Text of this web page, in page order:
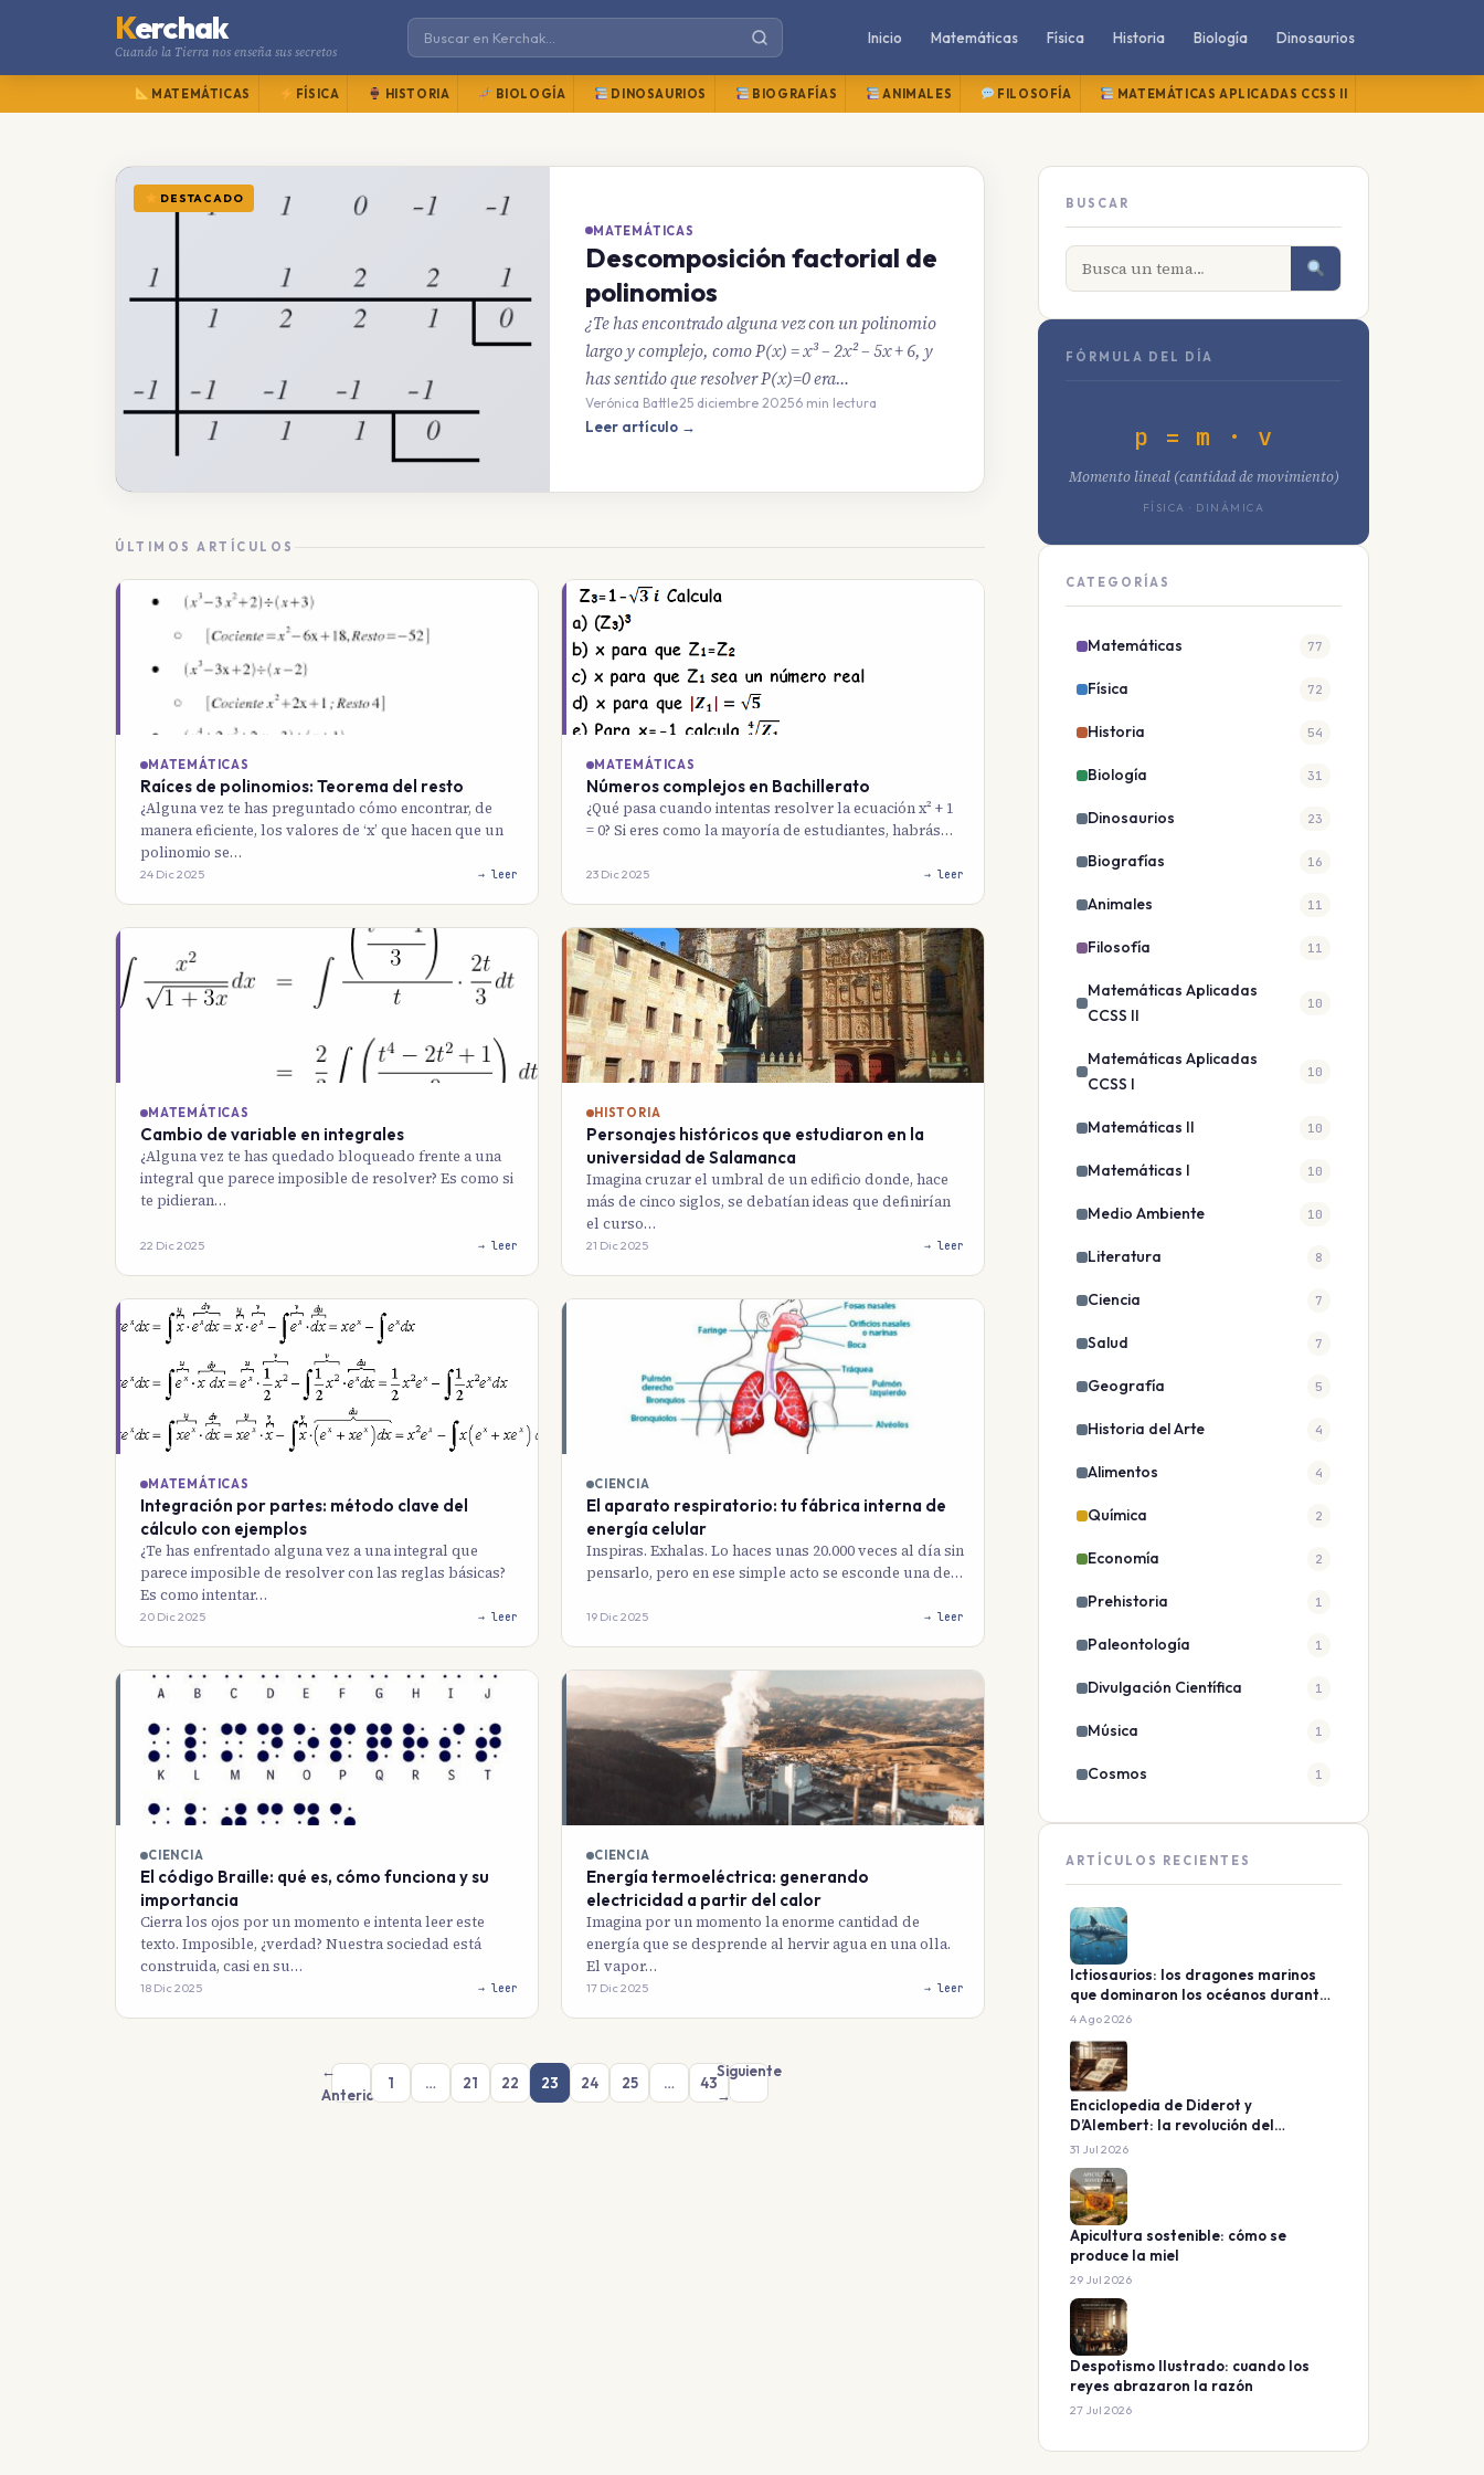
Kerchak
Cuando la Tierra nos enseña sus secretos
Inicio Matemáticas Física Historia Biología Dinosaurios
MATEMÁTICAS FÍSICA HISTORIA BIOLOGÍA DINOSAURIOS BIOGRAFÍAS ANIMALES FILOSOFÍA MATEMÁTICAS APLICADAS CCSS II
DESTACADO
MATEMÁTICAS
Descomposición factorial de
polinomios
¿Te has encontrado alguna vez con un polinomio
largo y complejo, como P(x) = x³ – 2x² – 5x + 6, y
has sentido que resolver P(x)=0 era…
Verónica Battle·25 diciembre 2025·6 min lectura
Leer artículo →
ÚLTIMOS ARTÍCULOS
MATEMÁTICAS
Raíces de polinomios: Teorema del resto
¿Alguna vez te has preguntado cómo encontrar, de
manera eficiente, los valores de ‘x’ que hacen que un
polinomio se…
24 Dic 2025 → leer
MATEMÁTICAS
Números complejos en Bachillerato
¿Qué pasa cuando intentas resolver la ecuación x² + 1
= 0? Si eres como la mayoría de estudiantes, habrás…
23 Dic 2025 → leer
MATEMÁTICAS
Cambio de variable en integrales
¿Alguna vez te has quedado bloqueado frente a una
integral que parece imposible de resolver? Es como si
te pidieran…
22 Dic 2025 → leer
HISTORIA
Personajes históricos que estudiaron en la
universidad de Salamanca
Imagina cruzar el umbral de un edificio donde, hace
más de cinco siglos, se debatían ideas que definirían
el curso…
21 Dic 2025 → leer
MATEMÁTICAS
Integración por partes: método clave del
cálculo con ejemplos
¿Te has enfrentado alguna vez a una integral que
parece imposible de resolver con las reglas básicas?
Es como intentar…
20 Dic 2025 → leer
CIENCIA
El aparato respiratorio: tu fábrica interna de
energía celular
Inspiras. Exhalas. Lo haces unas 20.000 veces al día sin
pensarlo, pero en ese simple acto se esconde una de…
19 Dic 2025 → leer
CIENCIA
El código Braille: qué es, cómo funciona y su
importancia
Cierra los ojos por un momento e intenta leer este
texto. Imposible, ¿verdad? Nuestra sociedad está
construida, casi en su…
18 Dic 2025 → leer
CIENCIA
Energía termoeléctrica: generando
electricidad a partir del calor
Imagina por un momento la enorme cantidad de
energía que se desprende al hervir agua en una olla.
El vapor…
17 Dic 2025 → leer
←
Anterior
1 … 21 22 23 24 25 … 43
Siguiente
→
BUSCAR
FÓRMULA DEL DÍA
p = m · v
Momento lineal (cantidad de movimiento)
FÍSICA · DINÁMICA
CATEGORÍAS
Matemáticas 77
Física 72
Historia 54
Biología 31
Dinosaurios 23
Biografías 16
Animales 11
Filosofía 11
Matemáticas Aplicadas
CCSS II
10
Matemáticas Aplicadas
CCSS I
10
Matemáticas II 10
Matemáticas I 10
Medio Ambiente 10
Literatura 8
Ciencia 7
Salud 7
Geografía 5
Historia del Arte 4
Alimentos 4
Química 2
Economía 2
Prehistoria 1
Paleontología 1
Divulgación Científica 1
Música 1
Cosmos 1
ARTÍCULOS RECIENTES
Ictiosaurios: los dragones marinos
que dominaron los océanos durante
160 millones de años
4 Ago 2026
Enciclopedia de Diderot y
D’Alembert: la revolución del
conocimiento
31 Jul 2026
Apicultura sostenible: cómo se
produce la miel
29 Jul 2026
Despotismo Ilustrado: cuando los
reyes abrazaron la razón
27 Jul 2026